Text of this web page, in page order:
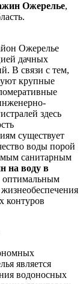
Ожерелье,
Ожерелье
дачных
В связи с тем,
крупные
здесь
существует
воды порой
санитарным
на воду в
оптимальным
контуров
является
водоносных